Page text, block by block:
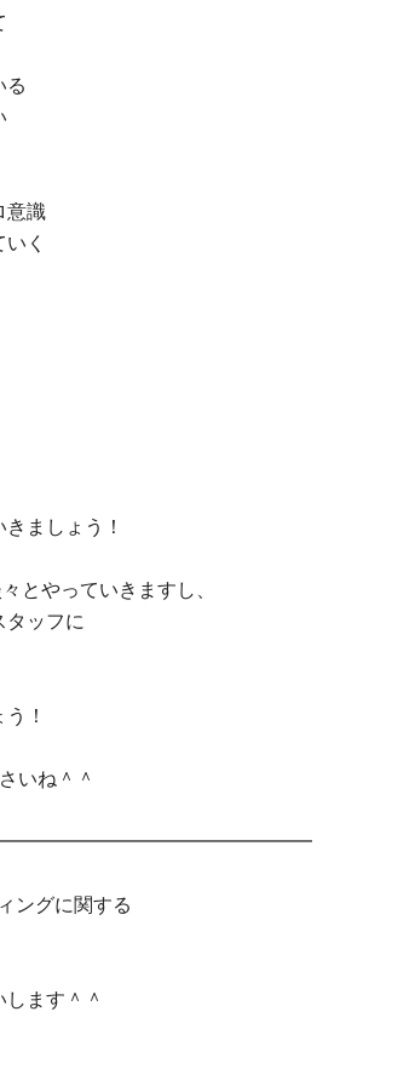
る
意識
く
ましょう！
とやっていきますし、
タッフに
！
いね＾＾
ングに関する
ます＾＾